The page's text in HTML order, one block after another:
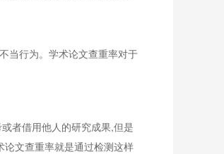
当行为。学术论文查重率对于
者借用他人的研究成果,但是
文查重率就是通过检测这样